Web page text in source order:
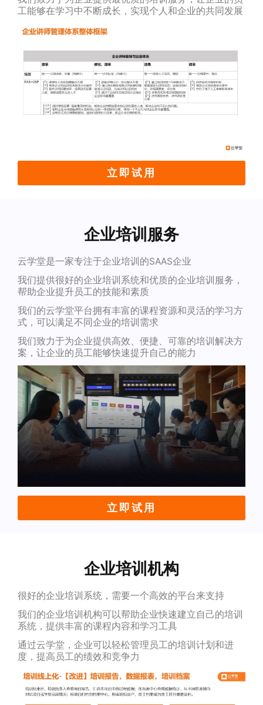
工能够在学习中不断成长，实现个人和企业的共同发展
立即试用
企业培训服务
云学堂是一家专注于企业培训的SAAS企业
我们提供很好的企业培训系统和优质的企业培训服务，
帮助企业提升员工的技能和素质
我们的云学堂平台拥有丰富的课程资源和灵活的学习方
式，可以满足不同企业的培训需求
我们致力于为企业提供高效、便捷、可靠的培训解决方
案，让企业的员工能够快速提升自己的能力
立即试用
企业培训机构
很好的企业培训系统，需要一个高效的平台来支持
我们的企业培训机构可以帮助企业快速建立自己的培训
系统，提供丰富的课程内容和学习工具
通过云学堂，企业可以轻松管理员工的培训计划和进
度，提高员工的绩效和竞争力